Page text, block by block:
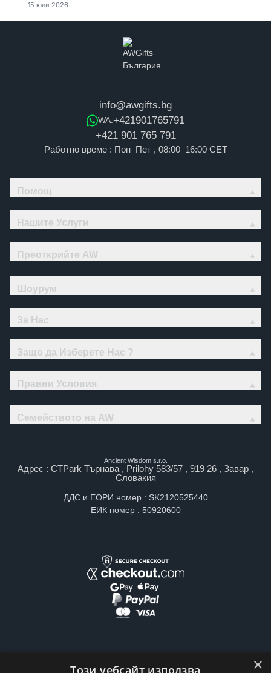
15 юли 2026
info@awgifts.bg
WA:+421901765791
+421 901 765 791
Работно време : Пон–Пет , 08:00–16:00 CET
Помощ
Нашите Услуги
Преоткрийте AW
Шоурум
За Нас
Защо да Изберете Нас ?
Правни Условия
Семейството на AW
Ancient Wisdom s.r.o.
Адрес : CTPark Търнава , Prilohy 583/57 , 919 26 , Завар ,
Словакия
ДДС и ЕОРИ номер : SK2120525440
ЕИК номер : 50920600
×
Този уебсайт използва